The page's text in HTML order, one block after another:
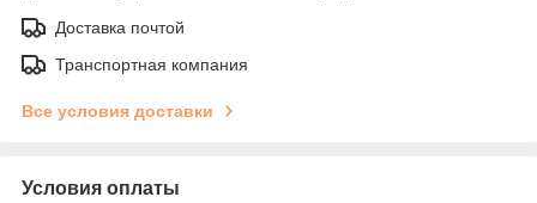
Доставка почтой
Транспортная компания
Все условия доставки
Условия оплаты